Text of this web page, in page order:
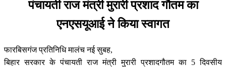
पंचायती राज मंत्री मुरारी प्रशाद गौतम का
एनएसयूआई ने किया स्वागत
फारबिसगंज प्रतिनिधि मालंच नई सुबह,
बिहार सरकार के पंचायती राज मंत्री मुरारी प्रशादगौतम का 5 दिवसीय